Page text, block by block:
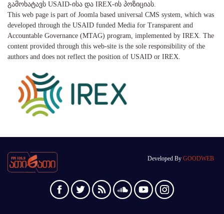
გამოხატავს USAID-ისა და IREX-ის პოზიციას.
This web page is part of Joomla based universal CMS system, which was
developed through the USAID funded Media for Transparent and
Accountable Governance (MTAG) program, implemented by IREX. The
content provided through this web-site is the sole responsibility of the
authors and does not reflect the position of USAID or IREX.
Developed By GOODWEB